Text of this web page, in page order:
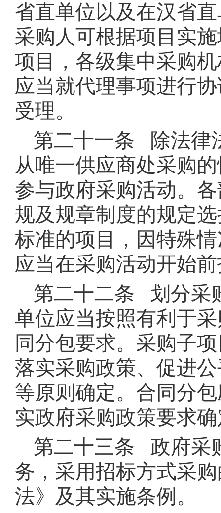
省直单位以及在汉省
采购人可根据项目实
项目，各级集中采购
应当就代理事项进行
受理。
第二十一条 除法律
从唯一供应商处采购
参与政府采购活动。
规及规章制度的规定
标准的项目，因特殊
应当在采购活动开始
第二十二条 划分采
单位应当按照有利于
同分包要求。采购子
落实采购政策、促进
等原则确定。合同分
实政府采购政策要求
第二十三条 政府采
务，采用招标方式采
法》及其实施条例。